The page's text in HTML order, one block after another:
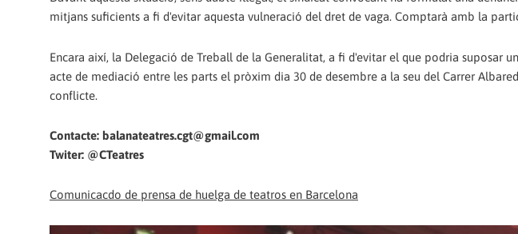
mitjans suficients a fi d'evitar aquesta vulneració del dret de vaga. Comptarà amb la
Encara així, la Delegació de Treball de la Generalitat, a fi d'evitar el que podria suposar
acte de mediació entre les parts el pròxim dia 30 de desembre a la seu del Carrer
conflicte.
Contacte: balanateatres.cgt@gmail.com
Twiter: @CTeatres
Comunicacdo de prensa de huelga de teatros en Barcelona